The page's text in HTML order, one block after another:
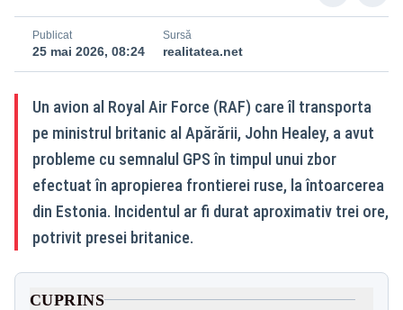
Publicat
25 mai 2026, 08:24
Sursă
realitatea.net
Un avion al Royal Air Force (RAF) care îl transporta
pe ministrul britanic al Apărării, John Healey, a avut
probleme cu semnalul GPS în timpul unui zbor
efectuat în apropierea frontierei ruse, la întoarcerea
din Estonia. Incidentul ar fi durat aproximativ trei ore,
potrivit presei britanice.
CUPRINS